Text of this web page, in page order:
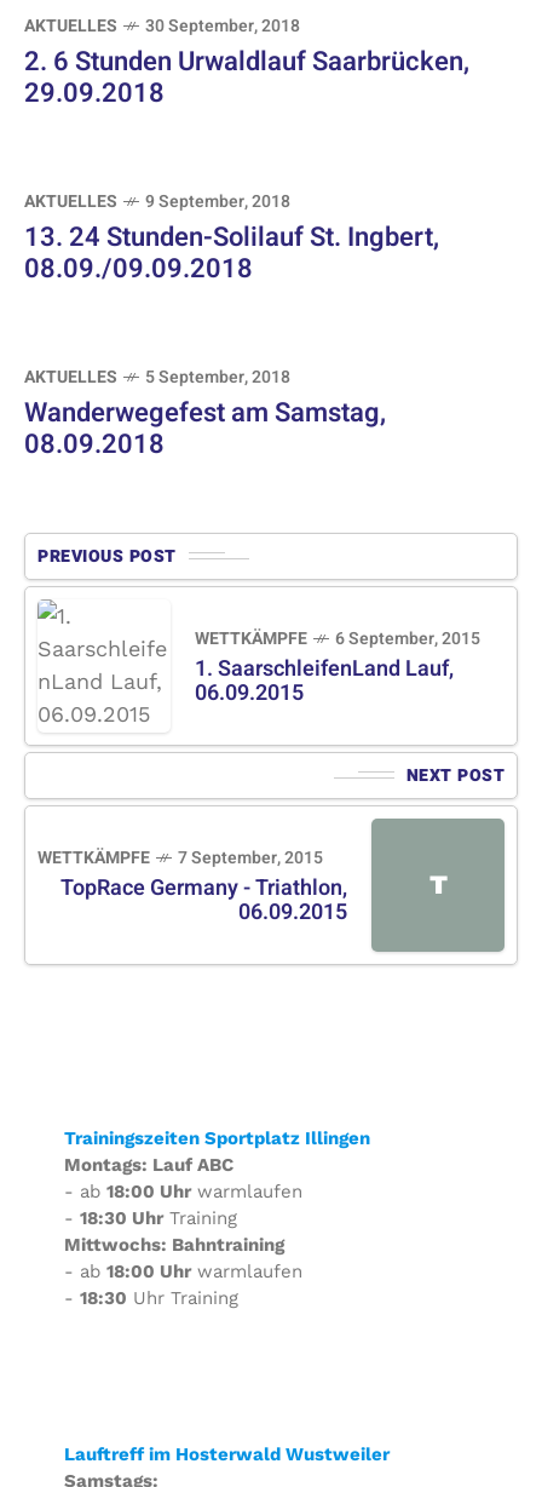
AKTUELLES 30 September, 2018
2. 6 Stunden Urwaldlauf Saarbrücken,
29.09.2018
AKTUELLES 9 September, 2018
13. 24 Stunden-Solilauf St. Ingbert,
08.09./09.09.2018
AKTUELLES 5 September, 2018
Wanderwegefest am Samstag,
08.09.2018
PREVIOUS POST
WETTKÄMPFE 6 September, 2015
1. SaarschleifenLand Lauf,
06.09.2015
NEXT POST
T
WETTKÄMPFE 7 September, 2015
TopRace Germany - Triathlon,
06.09.2015
Trainingszeiten Sportplatz Illingen
Montags: Lauf ABC
- ab 18:00 Uhrwarmlaufen
- 18:30 UhrTraining
Mittwochs: Bahntraining
- ab 18:00 Uhrwarmlaufen
- 18:30 Uhr Training
Lauftreff im Hosterwald Wustweiler
Samstags: